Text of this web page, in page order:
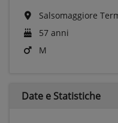
Salsomaggiore
57 anni
M
Date e Statistiche